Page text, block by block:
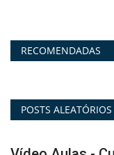
RECOMENDADAS
POSTS ALEATÓRIOS